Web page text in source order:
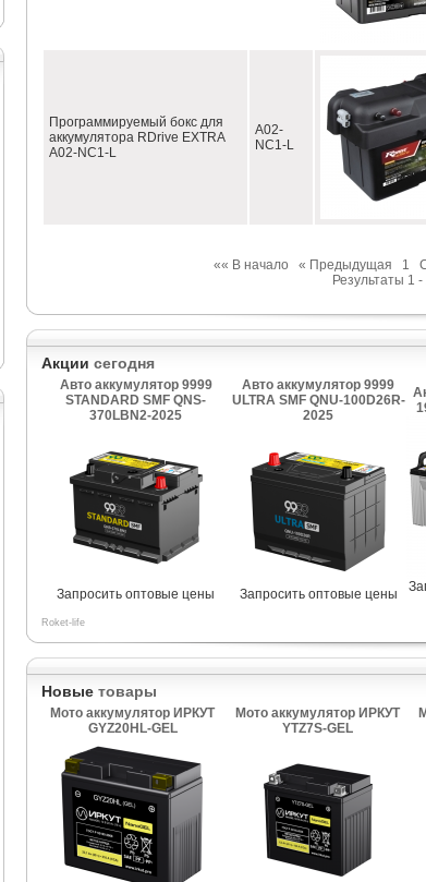
Программируемый бокс для
аккумулятора RDrive EXTRA
A02-NC1-L
A02-
NC1-L
«« В начало « Предыдущая 1
Результаты 1 -
Акции сегодня
Авто аккумулятор 9999
STANDARD SMF QNS-
370LBN2-2025
Запросить оптовые цены
Авто аккумулятор 9999
ULTRA SMF QNU-100D26R-
2025
Запросить оптовые цены
Roket-life
Новые товары
Мото аккумулятор ИРКУТ
GYZ20HL-GEL
Мото аккумулятор ИРКУТ
YTZ7S-GEL